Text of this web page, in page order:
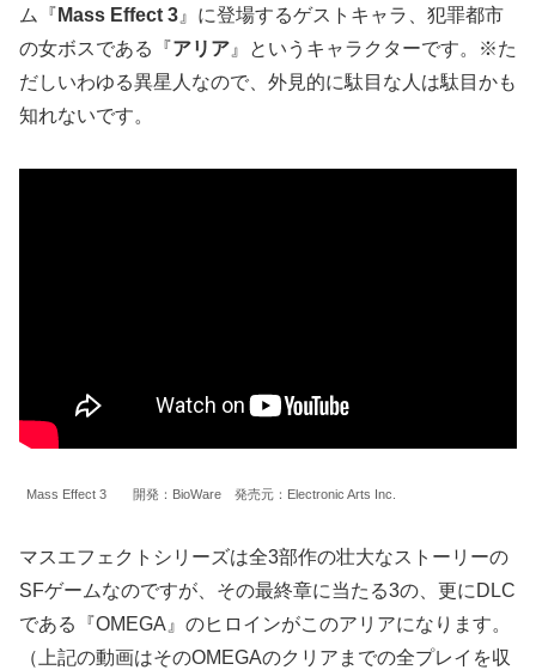
ム『 Mass Effect 3 』に登場するゲストキャラ、犯罪都市
の女ボスである『アリア 』というキャラクターです。※た
だしいわゆる異星人なので、外見的に駄目な人は駄目かも
知れないです。
Mass Effect 3 開発：BioWare 発売元：Electronic Arts Inc.
マスエフェクトシリーズは全3部作の壮大なストーリーの
SFゲームなのですが、その最終章に当たる3の、更にDLC
である『OMEGA』のヒロインがこのアリアになります。
（上記の動画はそのOMEGAのクリアまでの全プレイを収